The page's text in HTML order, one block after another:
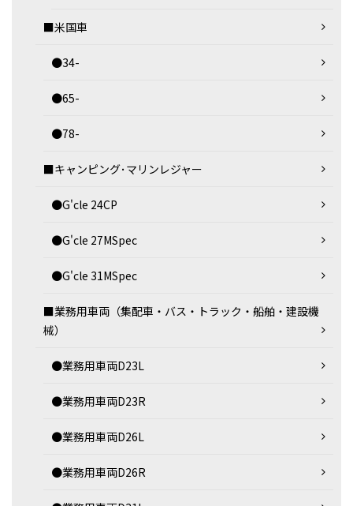
■米国車
●34-
●65-
●78-
■キャンピング･マリンレジャー
●G'cle 24CP
●G'cle 27MSpec
●G'cle 31MSpec
■業務用車両（集配車・バス・トラック・船舶・建設機
械）
●業務用車両D23L
●業務用車両D23R
●業務用車両D26L
●業務用車両D26R